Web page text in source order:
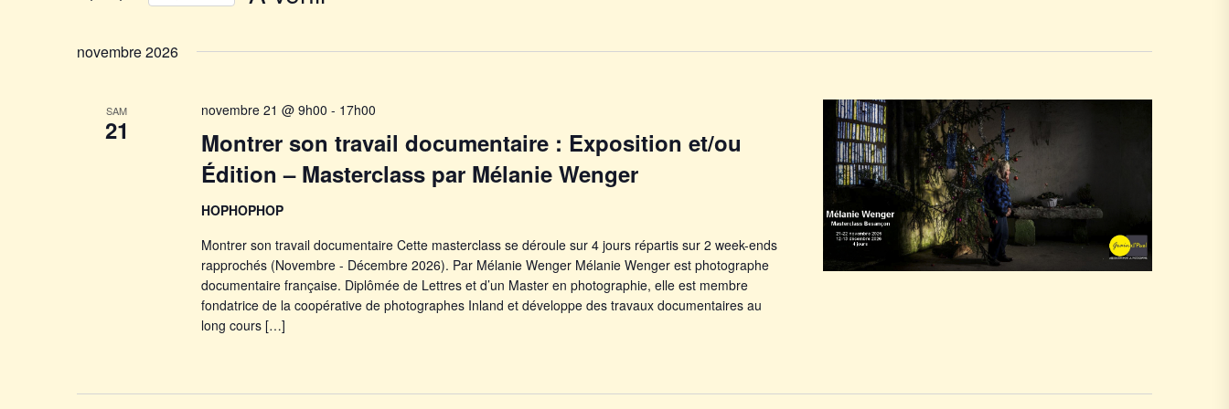
Évènements
clé.
novembre 2026
SAM
21
Montrer son travail documentaire : Exposition et/ou
Édition – Masterclass par Mélanie Wenger
novembre 21 @ 9h00 - 17h00
HOPHOPHOP
Montrer son travail documentaire Cette masterclass se déroule sur 4 jours répartis sur 2 week-ends
rapprochés (Novembre - Décembre 2026). Par Mélanie Wenger Mélanie Wenger est photographe
documentaire française. Diplômée de Lettres et d’un Master en photographie, elle est membre
fondatrice de la coopérative de photographes Inland et développe des travaux documentaires au
long cours […]